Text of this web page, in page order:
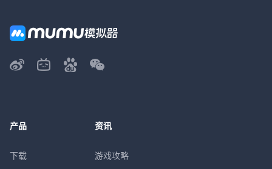
产品
下载
资讯
游戏攻略